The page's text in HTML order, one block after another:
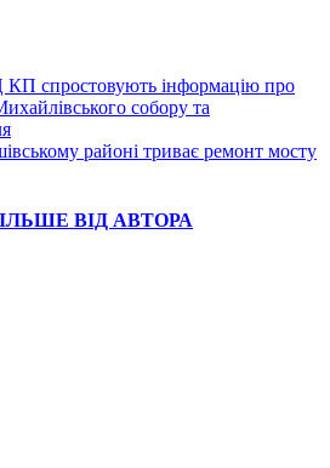
спростовують інформацію про
собору та
районі триває ремонт мосту
ВІД АВТОРА